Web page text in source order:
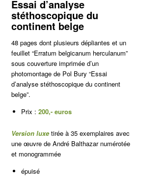
Essai d’analyse
stéthoscopique du
continent belge
48 pages dont plusieurs dépliantes et un
feuillet “Erratum belgicanum herculanum”
sous couverture imprimée d’un
photomontage de Pol Bury “Essai
d’analyse stéthoscopique du continent
belge”.
Prix : 200,- euros
Version luxe tirée à 35 exemplaires avec
une œuvre de André Balthazar numérotée
et monogrammée
épuisé